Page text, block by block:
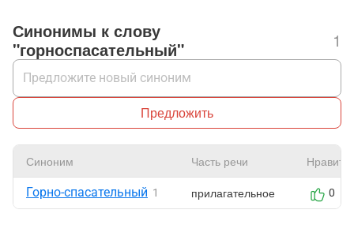
Синонимы к слову
"горноспасательный"
1
Предложить
Синоним Часть речи
Горно-спасательный 1 прилагательное 0